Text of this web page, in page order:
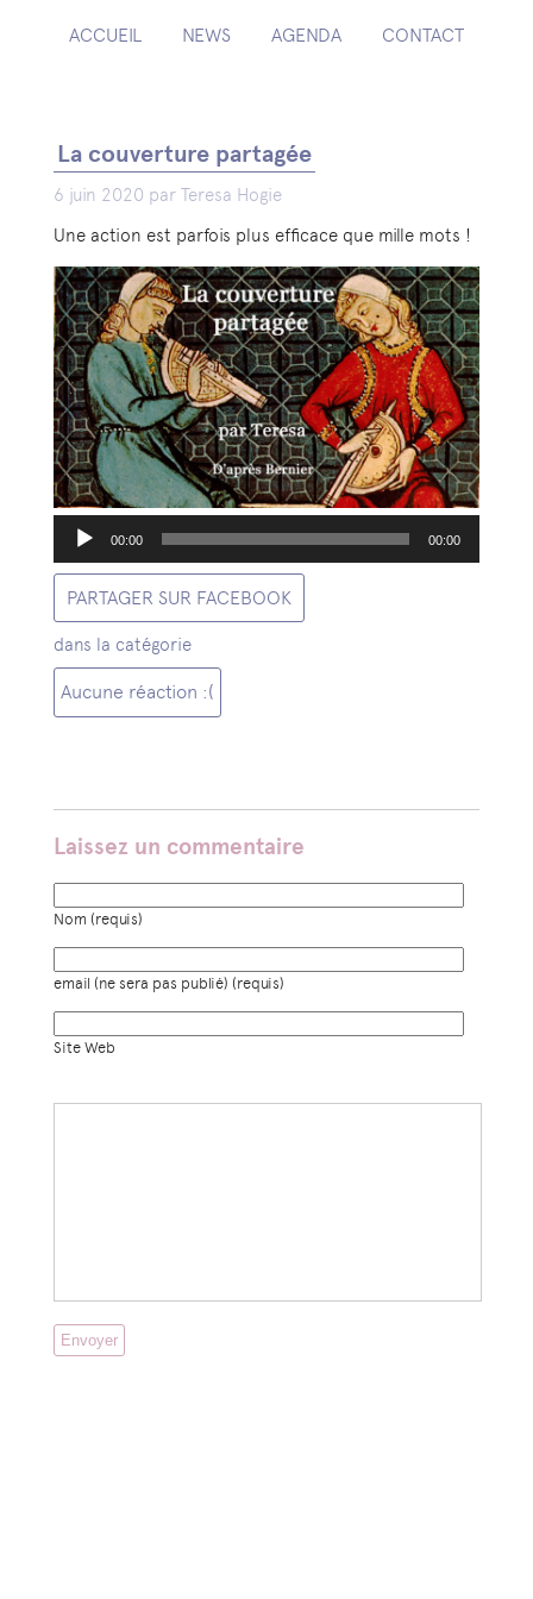
ACCUEIL NEWS AGENDA CONTACT
La couverture partagée
6 juin 2020 par Teresa Hogie
Une action est parfois plus efficace que mille mots !
Lecteur
audio
00:00 00:00
PARTAGER SUR FACEBOOK
dans la catégorie
Aucune réaction :(
Laissez un commentaire
Nom (requis)
email (ne sera pas publié) (requis)
Site Web